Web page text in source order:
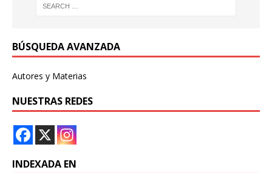
BÚSQUEDA AVANZADA
Autores y Materias
NUESTRAS REDES
INDEXADA EN